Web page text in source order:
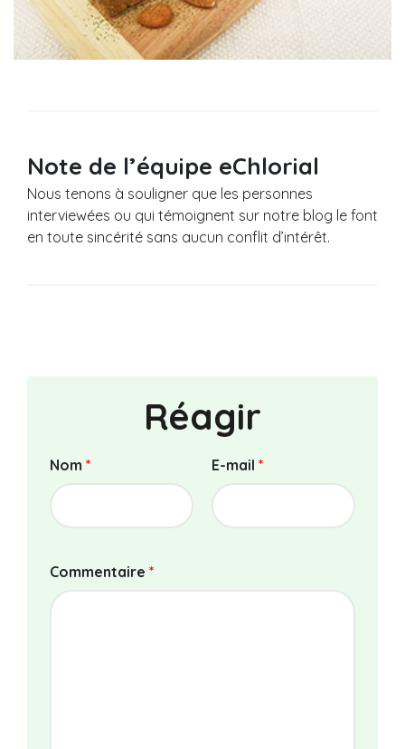
Note de l’équipe eChlorial
Nous tenons à souligner que les personnes
interviewées ou qui témoignent sur notre blog le font
en toute sincérité sans aucun conflit d’intérêt.
Réagir
Nom * E-mail *
Commentaire *